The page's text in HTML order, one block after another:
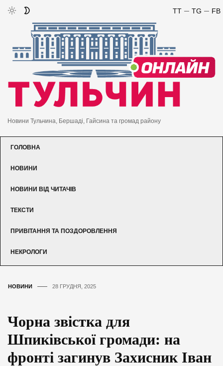
FB
TG
TT
Новини Тульчина, Бершаді, Гайсина та громад району
ГОЛОВНА
НОВИНИ
НОВИНИ ВІД ЧИТАЧІВ
ТЕКСТИ
ПРИВІТАННЯ ТА ПОЗДОРОВЛЕННЯ
НЕКРОЛОГИ
НОВИНИ 28 ГРУДНЯ, 2025
Чорна звістка для
Шпиківської громади: на
фронті загинув Захисник Іван